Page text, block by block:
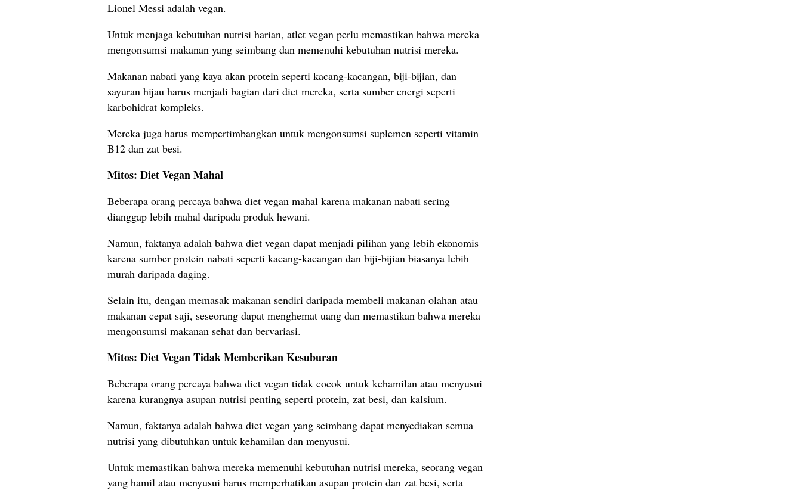
Lionel Messi adalah vegan.
Untuk menjaga kebutuhan nutrisi harian, atlet vegan perlu memastikan bahwa mereka
mengonsumsi makanan yang seimbang dan memenuhi kebutuhan nutrisi mereka.
Makanan nabati yang kaya akan protein seperti kacang-kacangan, biji-bijian, dan
sayuran hijau harus menjadi bagian dari diet mereka, serta sumber energi seperti
karbohidrat kompleks.
Mereka juga harus mempertimbangkan untuk mengonsumsi suplemen seperti vitamin
B12 dan zat besi.
Mitos: Diet Vegan Mahal
Beberapa orang percaya bahwa diet vegan mahal karena makanan nabati sering
dianggap lebih mahal daripada produk hewani.
Namun, faktanya adalah bahwa diet vegan dapat menjadi pilihan yang lebih ekonomis
karena sumber protein nabati seperti kacang-kacangan dan biji-bijian biasanya lebih
murah daripada daging.
Selain itu, dengan memasak makanan sendiri daripada membeli makanan olahan atau
makanan cepat saji, seseorang dapat menghemat uang dan memastikan bahwa mereka
mengonsumsi makanan sehat dan bervariasi.
Mitos: Diet Vegan Tidak Memberikan Kesuburan
Beberapa orang percaya bahwa diet vegan tidak cocok untuk kehamilan atau menyusui
karena kurangnya asupan nutrisi penting seperti protein, zat besi, dan kalsium.
Namun, faktanya adalah bahwa diet vegan yang seimbang dapat menyediakan semua
nutrisi yang dibutuhkan untuk kehamilan dan menyusui.
Untuk memastikan bahwa mereka memenuhi kebutuhan nutrisi mereka, seorang vegan
yang hamil atau menyusui harus memperhatikan asupan protein dan zat besi, serta